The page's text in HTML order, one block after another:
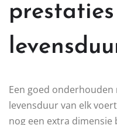
Een goed
levensduur van elk
nog een extra